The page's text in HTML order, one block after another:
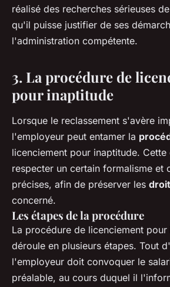
réalisé des recherches sérieuses
qu'il puisse justifier de ses
l'administration compétente.
3. La procédure de
pour inaptitude
Lorsque le reclassement s'avère
l'employeur peut entamer la
licenciement pour inaptitude.
respecter un certain formalisme et
précises, afin de préserver les
concerné.
Les étapes de la procédure
La procédure de licenciement
déroule en plusieurs étapes. Tout
l'employeur doit convoquer le
préalable, au cours duquel il